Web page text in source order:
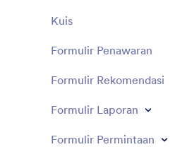
Kuis
Formulir Penawaran
Formulir Rekomendasi
Formulir Laporan
Formulir Permintaan